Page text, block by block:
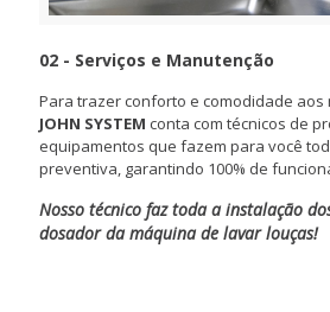
02 - Serviços e Manutenção
Para trazer conforto e comodidade aos
JOHN SYSTEM conta com técnicos de
equipamentos que fazem para você
preventiva, garantindo 100% de
Nosso técnico faz toda a instalação
dosador da máquina de lavar louças!